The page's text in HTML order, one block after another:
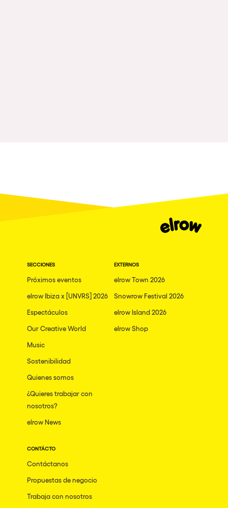
SECCIONES
Próximos eventos
elrow Ibiza x [UNVRS] 2026
Espectáculos
Our Creative World
Music
Sostenibilidad
Quienes somos
¿Quieres trabajar con
nosotros?
elrow News
EXTERNOS
elrow Town 2026
Snowrow Festival 2026
elrow Island 2026
elrow Shop
CONTÁCTO
Contáctanos
Propuestas de negocio
Trabaja con nosotros